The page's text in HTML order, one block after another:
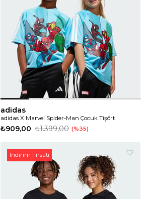
adidas
adidas X Marvel Spider-Man Çocuk Tişört
₺909,00 ₺1.399,00 %35
İndirim Fırsatı